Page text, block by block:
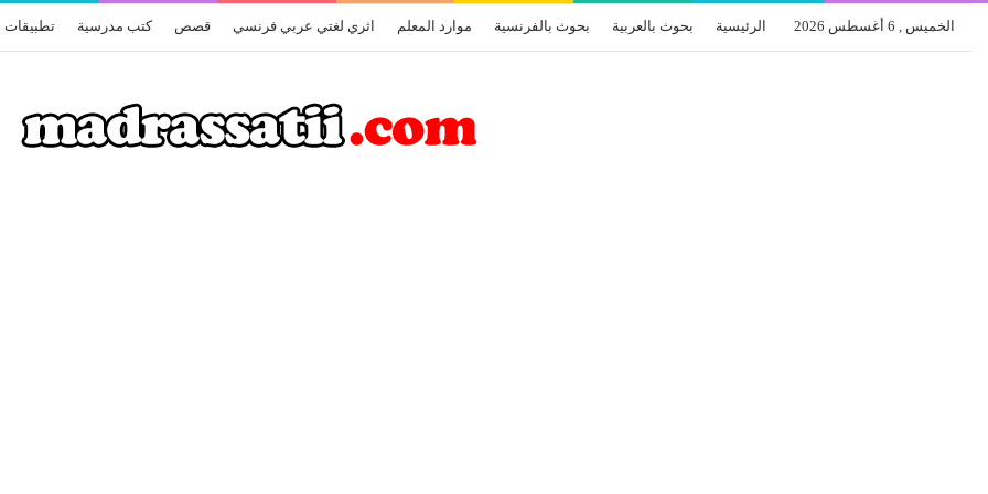
الخميس , 6 أغسطس 2026 الرئيسية بحوث بالعربية بحوث بالفرنسية موارد المعلم اثري لغتي عربي فرنسي قصص كتب مدرسية تطبيقات